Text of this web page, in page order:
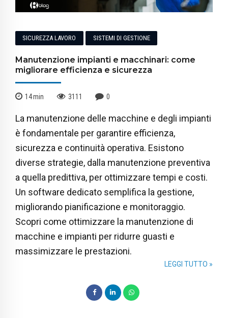
SICUREZZA LAVORO SISTEMI DI GESTIONE
Manutenzione impianti e macchinari: come
migliorare efficienza e sicurezza
14min 3111 0
La manutenzione delle macchine e degli impianti
è fondamentale per garantire efficienza,
sicurezza e continuità operativa. Esistono
diverse strategie, dalla manutenzione preventiva
a quella predittiva, per ottimizzare tempi e costi.
Un software dedicato semplifica la gestione,
migliorando pianificazione e monitoraggio.
Scopri come ottimizzare la manutenzione di
macchine e impianti per ridurre guasti e
massimizzare le prestazioni.
LEGGI TUTTO »